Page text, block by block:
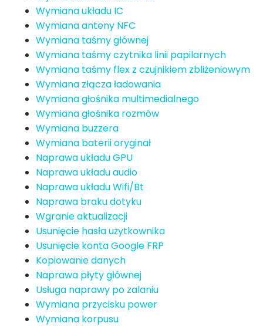
Wymiana układu IC
Wymiana anteny NFC
Wymiana taśmy głównej
Wymiana taśmy czytnika linii papilarnych
Wymiana taśmy flex z czujnikiem zbliżeniowym
Wymiana złącza ładowania
Wymiana głośnika multimedialnego
Wymiana głośnika rozmów
Wymiana buzzera
Wymiana baterii oryginał
Naprawa układu GPU
Naprawa układu audio
Naprawa układu Wifi/Bt
Naprawa braku dotyku
Wgranie aktualizacji
Usunięcie hasła użytkownika
Usunięcie konta Google FRP
Kopiowanie danych
Naprawa płyty głównej
Usługa naprawy po zalaniu
Wymiana przycisku power
Wymiana korpusu